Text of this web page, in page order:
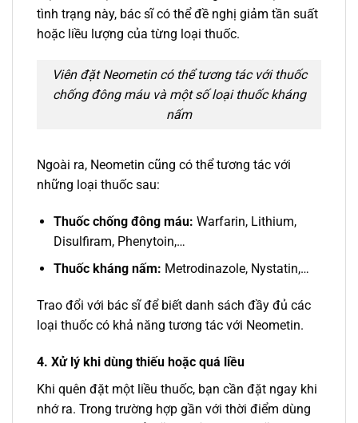
tình trạng này, bác sĩ có thể đề nghị giảm tần suất
hoặc liều lượng của từng loại thuốc.
Viên đặt Neometin có thể tương tác với thuốc
chống đông máu và một số loại thuốc kháng
nấm
Ngoài ra, Neometin cũng có thể tương tác với
những loại thuốc sau:
Thuốc chống đông máu: Warfarin, Lithium,
Disulfiram, Phenytoin,…
Thuốc kháng nấm: Metrodinazole, Nystatin,…
Trao đổi với bác sĩ để biết danh sách đầy đủ các
loại thuốc có khả năng tương tác với Neometin.
4. Xử lý khi dùng thiếu hoặc quá liều
Khi quên đặt một liều thuốc, bạn cần đặt ngay khi
nhớ ra. Trong trường hợp gần với thời điểm dùng